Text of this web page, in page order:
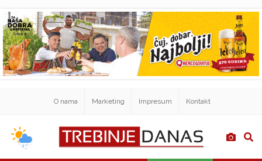
O nama Marketing Impresum Kontakt